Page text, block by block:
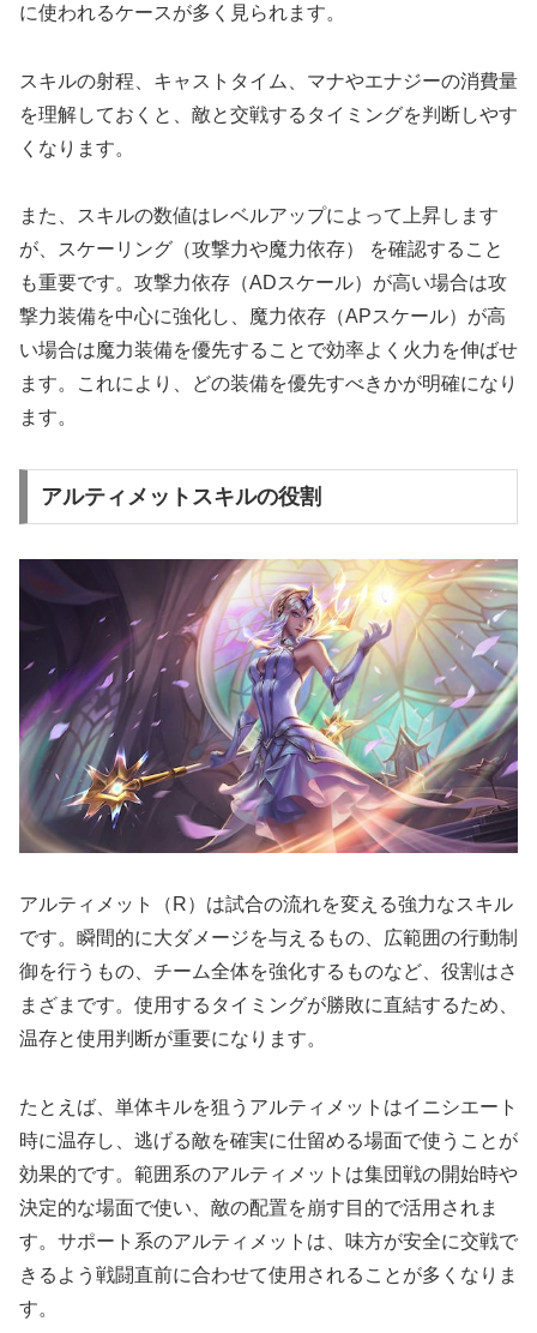
に使われるケースが多く見られます。
スキルの射程、キャストタイム、マナやエナジーの消費量
を理解しておくと、敵と交戦するタイミングを判断しやす
くなります。
また、スキルの数値はレベルアップによって上昇します
が、スケーリング（攻撃力や魔力依存） を確認すること
も重要です。攻撃力依存（ADスケール）が高い場合は攻
撃力装備を中心に強化し、魔力依存（APスケール）が高
い場合は魔力装備を優先することで効率よく火力を伸ばせ
ます。これにより、どの装備を優先すべきかが明確になり
ます。
アルティメットスキルの役割
アルティメット（R）は試合の流れを変える強力なスキル
です。瞬間的に大ダメージを与えるもの、広範囲の行動制
御を行うもの、チーム全体を強化するものなど、役割はさ
まざまです。使用するタイミングが勝敗に直結するため、
温存と使用判断が重要になります。
たとえば、単体キルを狙うアルティメットはイニシエート
時に温存し、逃げる敵を確実に仕留める場面で使うことが
効果的です。範囲系のアルティメットは集団戦の開始時や
決定的な場面で使い、敵の配置を崩す目的で活用されま
す。サポート系のアルティメットは、味方が安全に交戦で
きるよう戦闘直前に合わせて使用されることが多くなりま
す。